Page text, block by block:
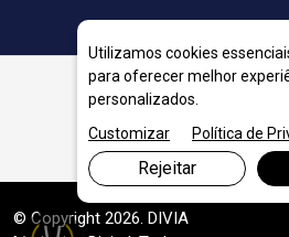
© Copyright 2026. DIVIA
Utilizamos cookies
para oferecer melhor
personalizados.
Customizar
Política de
Rejeitar